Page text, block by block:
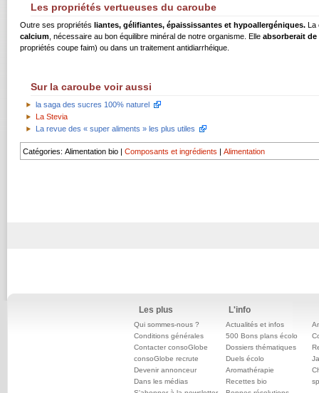
Les propriétés vertueuses du caroube
Outre ses propriétés liantes, gélifiantes, épaississantes et hypoallergéniques.
calcium, nécessaire au bon équilibre minéral de notre organisme. Elle absorberait de
propriétés coupe faim) ou dans un traitement antidiarrhéique.
Sur la caroube voir aussi
la saga des sucres 100% naturel
La Stevia
La revue des « super aliments » les plus utiles
Catégories:Alimentation bio |Composants et ingrédients |Alimentation
Les plus
Qui sommes-nous ?
Conditions générales
Contacter consoGlobe
consoGlobe recrute
Devenir annonceur
Dans les médias
L'info
Actualités et infos
500 Bons plans écolo
Dossiers thématiques
Duels écolo
Aromathérapie
Recettes bio